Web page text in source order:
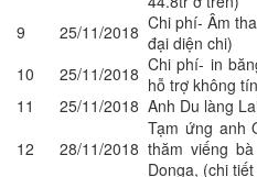
9
25/11/2018 Chi phí- Âm
đại diện chi)
10
25/11/2018 Chi phí- in
hỗ trợ không
11
25/11/2018 Anh Du làng
12
28/11/2018
Tạm ứng anh
thăm viếng
Donga, (chi